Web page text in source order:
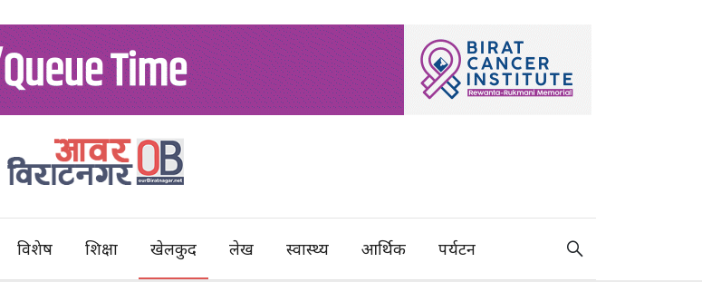
विशेष शिक्षा खेलकुद लेख स्वास्थ्य आर्थिक पर्यटन